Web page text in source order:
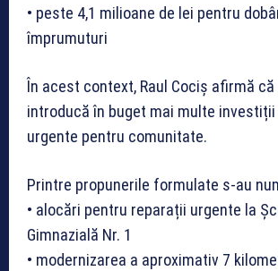
• peste 4,1 milioane de lei pentru
împrumuturi
În acest context, Raul Cociș afirmă
introducă în buget mai multe
urgente pentru comunitate.
Printre propunerile formulate s-au
• alocări pentru reparații urgente la
Gimnazială Nr. 1
• modernizarea a aproximativ 7